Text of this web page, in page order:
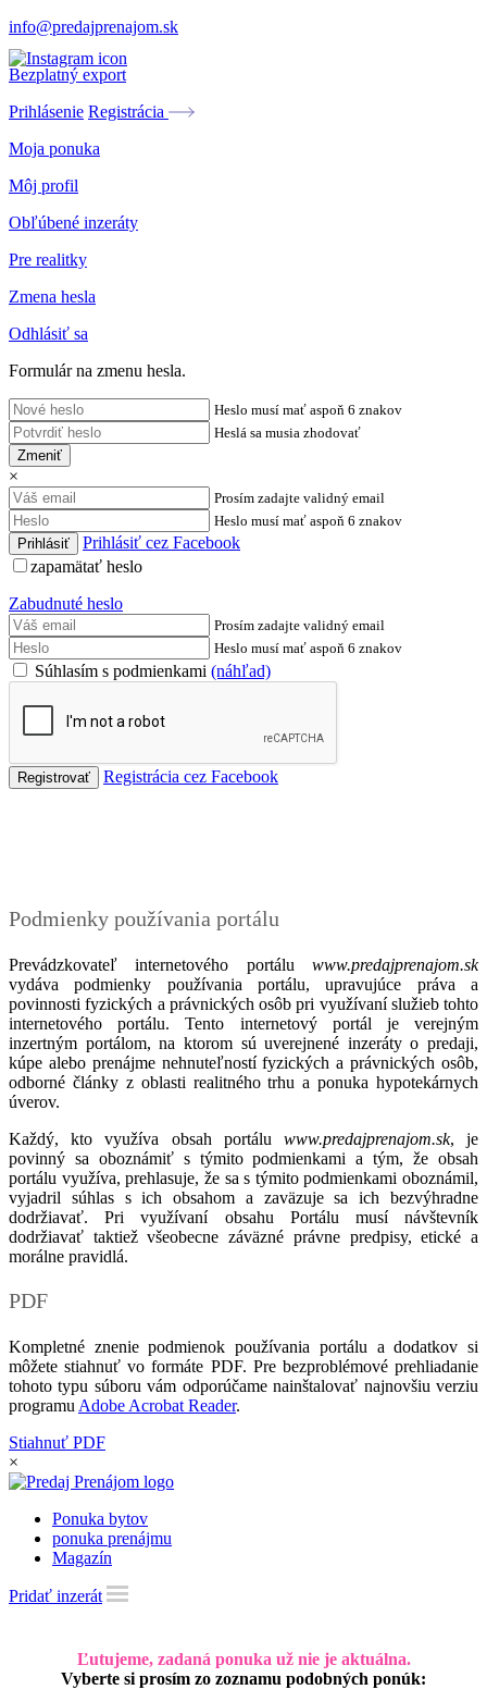
info@predajprenajom.sk
Bezplatný export
Prihlásenie Registrácia
Moja ponuka
Môj profil
Obľúbené inzeráty
Pre realitky
Zmena hesla
Odhlásiť sa
Formulár na zmenu hesla.
Heslo musí mať aspoň 6 znakov
Heslá sa musia zhodovať
Zmeniť
×
Prosím zadajte validný email
Heslo musí mať aspoň 6 znakov
Prihlásiť cez Facebook
zapamätať heslo
Zabudnuté heslo
Prosím zadajte validný email
Heslo musí mať aspoň 6 znakov
Súhlasím s podmienkami (náhľad)
Registrácia cez Facebook
Podmienky používania portálu
Prevádzkovateľ internetového portálu www.predajprenajom.sk
vydáva podmienky používania portálu, upravujúce práva a
povinnosti fyzických a právnických osôb pri využívaní služieb tohto
internetového portálu. Tento internetový portál je verejným
inzertným portálom, na ktorom sú uverejnené inzeráty o predaji,
kúpe alebo prenájme nehnuteľností fyzických a právnických osôb,
odborné články z oblasti realitného trhu a ponuka hypotekárnych
úverov.
Každý, kto využíva obsah portálu www.predajprenajom.sk, je
povinný sa oboznámiť s týmito podmienkami a tým, že obsah
portálu využíva, prehlasuje, že sa s týmito podmienkami oboznámil,
vyjadril súhlas s ich obsahom a zaväzuje sa ich bezvýhradne
dodržiavať. Pri využívaní obsahu Portálu musí návštevník
dodržiavať taktiež všeobecne záväzné právne predpisy, etické a
morálne pravidlá.
PDF
Kompletné znenie podmienok používania portálu a dodatkov si
môžete stiahnuť vo formáte PDF. Pre bezproblémové prehliadanie
tohoto typu súboru vám odporúčame nainštalovať najnovšiu verziu
programu Adobe Acrobat Reader.
Stiahnuť PDF
×
Ponuka bytov
ponuka prenájmu
Magazín
Pridať inzerát
Ľutujeme, zadaná ponuka už nie je aktuálna.
Vyberte si prosím zo zoznamu podobných ponúk: